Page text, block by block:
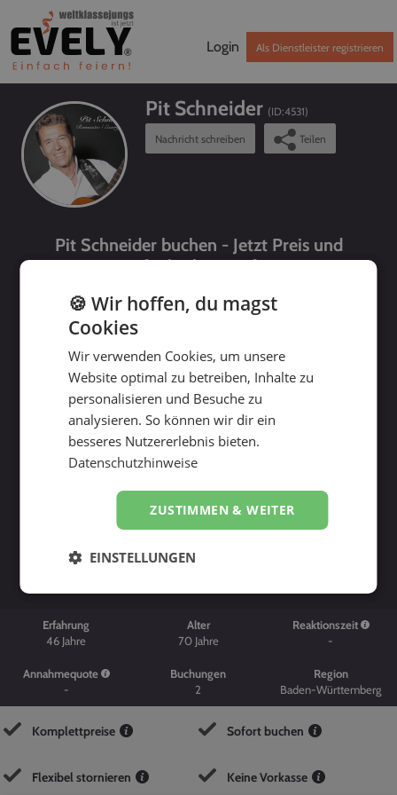
Login Als Dienstleister registrieren
Pit Schneider (ID:4531)
Nachricht schreiben Teilen
Pit Schneider buchen - Jetzt Preis und
Verfügbarkeit prüfen!
bis
Erfahrung
46 Jahre
Alter
70 Jahre
Reaktionszeit
-
Annahmequote
-
Buchungen
2
Region
Baden-Württemberg
Komplettpreise Sofort buchen
Flexibel stornieren Keine Vorkasse
🍪 Wir hoffen, du magst
Cookies
Wir verwenden Cookies, um unsere
Website optimal zu betreiben, Inhalte zu
personalisieren und Besuche zu
analysieren. So können wir dir ein
besseres Nutzererlebnis bieten.
Datenschutzhinweise
ZUSTIMMEN & WEITER
EINSTELLUNGEN